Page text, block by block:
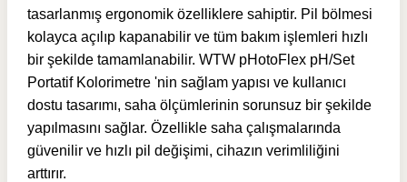
tasarlanmış ergonomik özelliklere sahiptir. Pil bölmesi
kolayca açılıp kapanabilir ve tüm bakım işlemleri hızlı
bir şekilde tamamlanabilir. WTW pHotoFlex pH/Set
Portatif Kolorimetre 'nin sağlam yapısı ve kullanıcı
dostu tasarımı, saha ölçümlerinin sorunsuz bir şekilde
yapılmasını sağlar. Özellikle saha çalışmalarında
güvenilir ve hızlı pil değişimi, cihazın verimliliğini
arttırır.